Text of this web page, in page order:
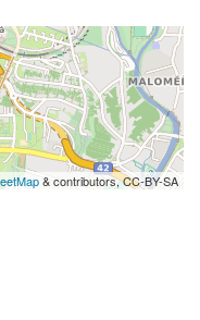
& contributors, CC-BY-SA